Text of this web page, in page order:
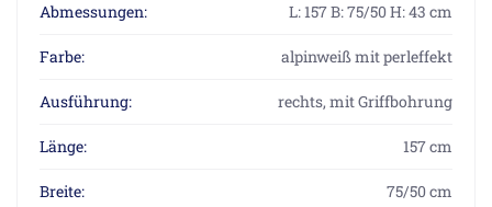
Abmessungen: L: 157 B: 75/50 H: 43 cm
Farbe: alpinweiß mit perleffekt
Ausführung: rechts, mit Griffbohrung
Länge: 157 cm
Breite: 75/50 cm